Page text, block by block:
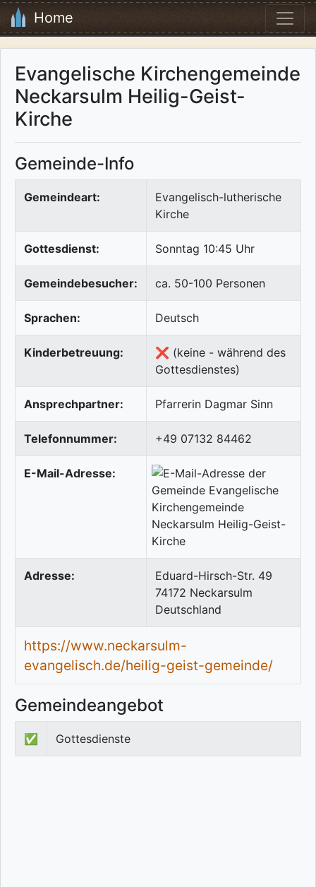
Home
Evangelische Kirchengemeinde
Neckarsulm Heilig-Geist-
Kirche
Gemeinde-Info
Gemeindeart:
Evangelisch-lutherische
Kirche
Gottesdienst: Sonntag 10:45 Uhr
Gemeindebesucher: ca. 50-100 Personen
Sprachen: Deutsch
Kinderbetreuung:
❌ (keine - während des
Gottesdienstes)
Ansprechpartner: Pfarrerin Dagmar Sinn
Telefonnummer: +49 07132 84462
E-Mail-Adresse:
Adresse:
Eduard-Hirsch-Str. 49
74172 Neckarsulm
Deutschland
https://www.neckarsulm-
evangelisch.de/heilig-geist-gemeinde/
Gemeindeangebot
✅ Gottesdienste